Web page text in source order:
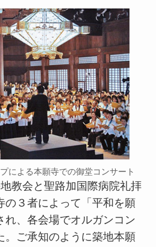
による本願寺での御堂コンサート
教会と聖路加国際病院礼拝
の３者によって「平和を願
れ、各会場でオルガンコン
。ご承知のように築地本願